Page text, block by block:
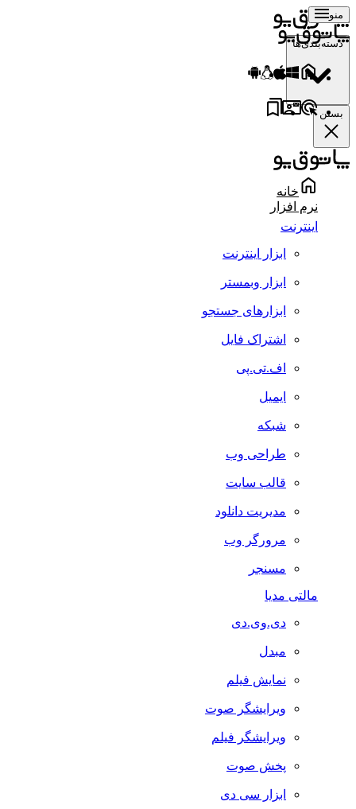
منو
دسته‌بندی‌ها
بستن
خانه
نرم افزار
اینترنت
ابزار اینترنت
ابزار وبمستر
ابزارهای جستجو
اشتراک فایل
اف.تی.پی
ایمیل
شبکه
طراحی وب
قالب سایت
مدیریت دانلود
مرورگر وب
مسنجر
مالتی مدیا
دی.وی.دی
مبدل
نمایش فیلم
ویرایشگر صوت
ویرایشگر فیلم
پخش صوت
ابزار سی دی